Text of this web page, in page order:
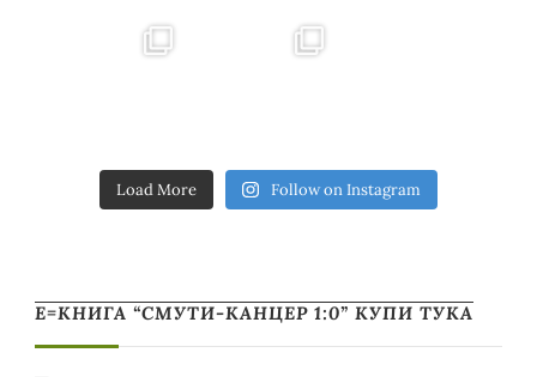
Load More Follow on Instagram
Е=КНИГА “СМУТИ-КАНЦЕР 1:0” КУПИ ТУКА